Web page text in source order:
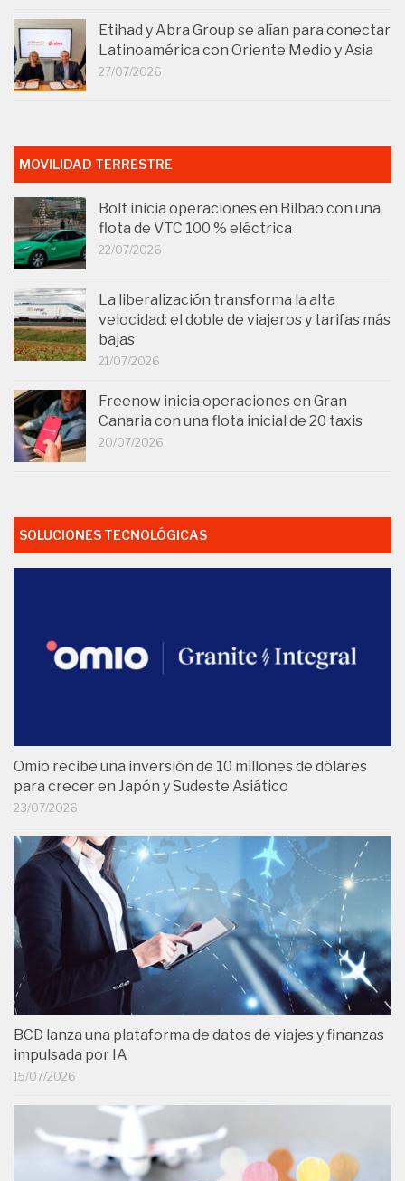
Etihad y Abra Group se alían para conectar
Latinoamérica con Oriente Medio y Asia
27/07/2026
MOVILIDAD TERRESTRE
Bolt inicia operaciones en Bilbao con una
flota de VTC 100 % eléctrica
22/07/2026
La liberalización transforma la alta
velocidad: el doble de viajeros y tarifas más
bajas
21/07/2026
Freenow inicia operaciones en Gran
Canaria con una flota inicial de 20 taxis
20/07/2026
SOLUCIONES TECNOLÓGICAS
Omio recibe una inversión de 10 millones de dólares
para crecer en Japón y Sudeste Asiático
23/07/2026
BCD lanza una plataforma de datos de viajes y finanzas
impulsada por IA
15/07/2026